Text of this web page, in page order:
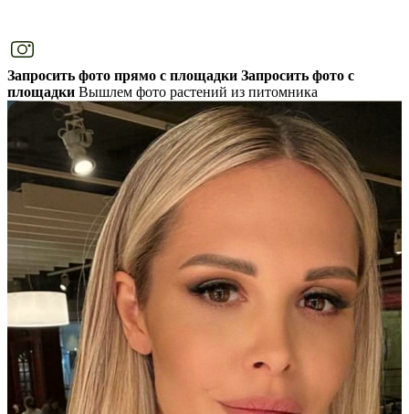
Запросить фото прямо с площадки Запросить фото с
площадки Вышлем фото растений из питомника